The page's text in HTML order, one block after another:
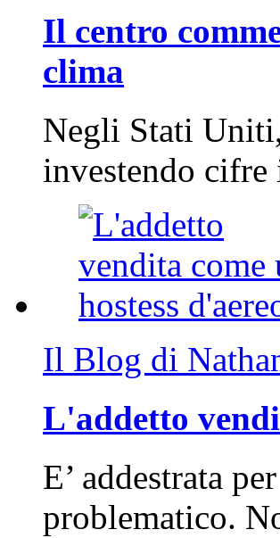
Il centro
clima
Negli Stati
investendo
Il Blog di
L'addetto
E’ addestrata
problematico.